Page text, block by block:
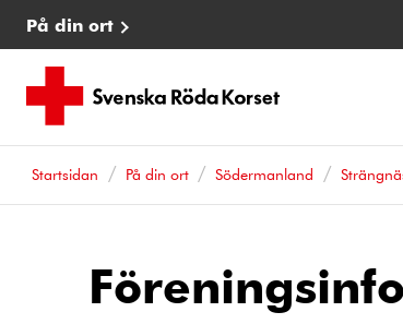
På din ort
Startsidan På din ort Södermanland